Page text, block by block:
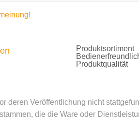
Produktsortiment
Produktqualität
deren Veröffentlichung nicht
die die Ware oder